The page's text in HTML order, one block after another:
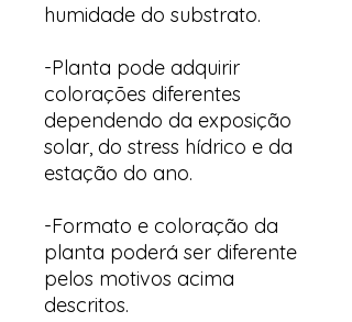
humidade do substrato.
-Planta pode adquirir
colorações diferentes
dependendo da exposição
solar, do stress hídrico e da
estação do ano.
-Formato e coloração da
planta poderá ser diferente
pelos motivos acima
descritos.